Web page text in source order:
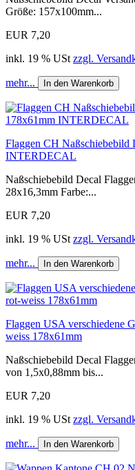
Größe: 157x100mm...
EUR 7,20
inkl. 19 % USt zzgl.
mehr... In den Warenkorb
Flaggen CH Naßschiebebild
INTERDECAL
Naßschiebebild Decal
28x16,3mm Farbe:...
EUR 7,20
inkl. 19 % USt zzgl.
mehr... In den Warenkorb
Flaggen USA verschiedene
weiss 178x61mm
Naßschiebebild Decal
von 1,5x0,88mm bis...
EUR 7,20
inkl. 19 % USt zzgl.
mehr... In den Warenkorb